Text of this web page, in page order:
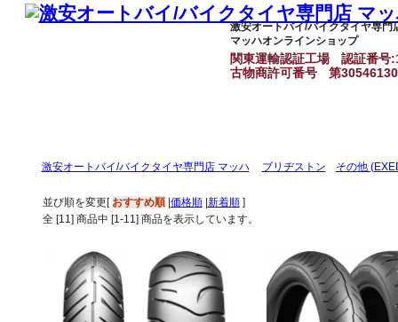
激安オートバイ/バイクタイヤ専門
マッハオンラインショップ
関東運輸認証工場
認証番号
古物商許可番号
第
激安オートバイ/バイクタイヤ専門店 マッハ ブリヂストン その他
並び順を変更[ おすすめ順| 価格順| 新着順]
全 [11] 商品中 [1-11] 商品を表示しています。